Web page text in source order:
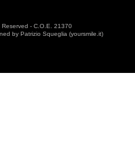
Reserved - C.O.E. 21370
by Patrizio Squeglia (yoursmile.it)